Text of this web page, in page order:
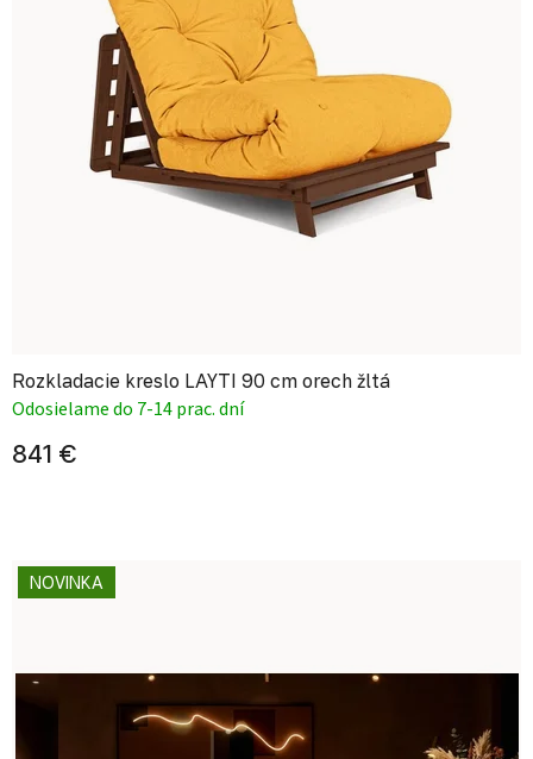
Rozkladacie kreslo LAYTI 90 cm orech žltá
Odosielame do 7-14 prac. dní
841 €
NOVINKA